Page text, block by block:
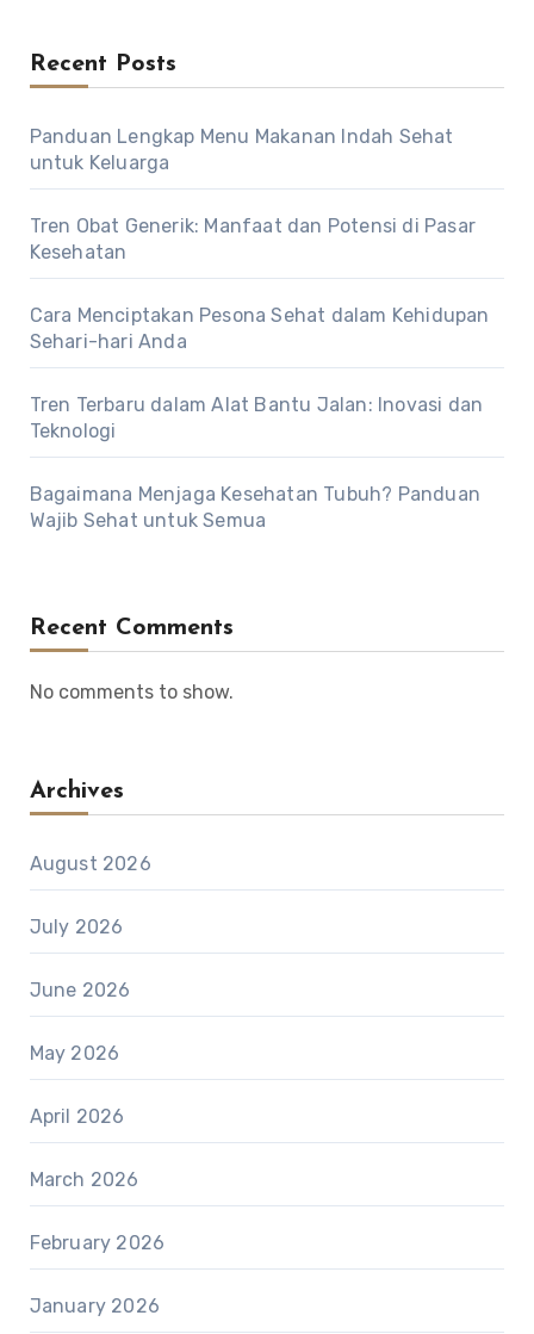
Recent Posts
Panduan Lengkap Menu Makanan Indah Sehat
untuk Keluarga
Tren Obat Generik: Manfaat dan Potensi di Pasar
Kesehatan
Cara Menciptakan Pesona Sehat dalam Kehidupan
Sehari-hari Anda
Tren Terbaru dalam Alat Bantu Jalan: Inovasi dan
Teknologi
Bagaimana Menjaga Kesehatan Tubuh? Panduan
Wajib Sehat untuk Semua
Recent Comments
No comments to show.
Archives
August 2026
July 2026
June 2026
May 2026
April 2026
March 2026
February 2026
January 2026